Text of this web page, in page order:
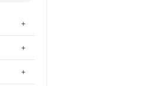
ち、
のオ